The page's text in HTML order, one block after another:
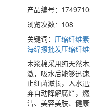
产品编号：
浏览次数：108
关键词： 压缩纤维
海绵擦批发压缩纤
木浆棉采用纯天然
激，吸水后能够迅
止细菌滋长，入水
弃自动降解腐烂，
洁、美容美肤、健康